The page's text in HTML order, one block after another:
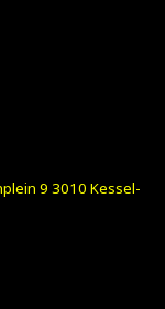
9 3010 Kessel-